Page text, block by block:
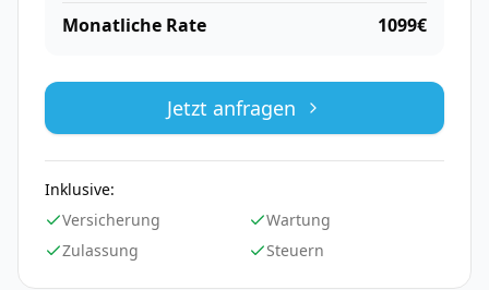
Monatliche Rate 1099€
Jetzt anfragen
Inklusive:
Versicherung
Wartung
Zulassung
Steuern